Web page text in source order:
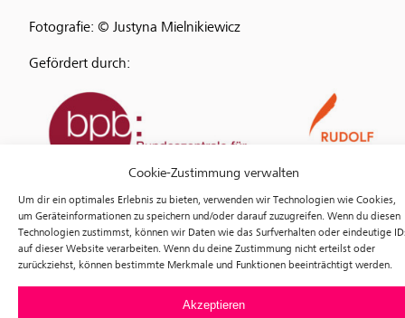
Cookie-Zustimmung verwalten
Um dir ein optimales Erlebnis zu bieten, verwenden wir Technologien wie Cookies,
um Geräteinformationen zu speichern und/oder darauf zuzugreifen. Wenn du diesen
Technologien zustimmst, können wir Daten wie das Surfverhalten oder eindeutige
auf dieser Website verarbeiten. Wenn du deine Zustimmung nicht erteilst oder
zurückziehst, können bestimmte Merkmale und Funktionen beeinträchtigt werden.
Akzeptieren
Fotografie: © Justyna Mielnikiewicz
Gefördert durch: